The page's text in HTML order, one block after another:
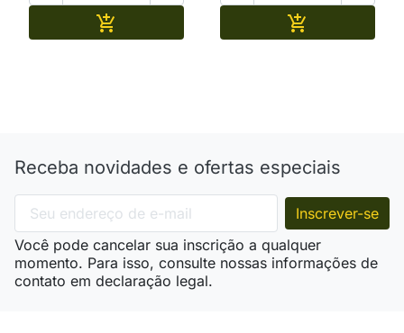
 
Receba novidades e ofertas especiais
Você pode cancelar sua inscrição a qualquer
momento. Para isso, consulte nossas informações de
contato em declaração legal.